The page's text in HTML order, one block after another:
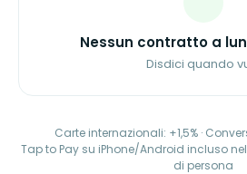
Nessun contratto a
Disdici quando
Carte internazionali: +1,5% ·
Tap to Pay su iPhone/Android incluso
di persona